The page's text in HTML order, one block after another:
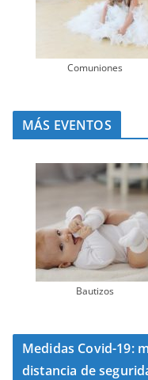
Comuniones
MÁS EVENTOS
Bautizos
Medidas Covid-19:
distancia de